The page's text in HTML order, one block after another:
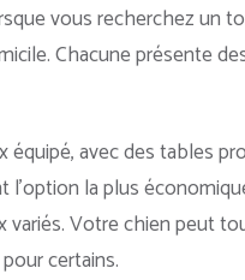
vous recherchez un
Chacune présente
avec des tables
la plus
Votre chien peut
certains.